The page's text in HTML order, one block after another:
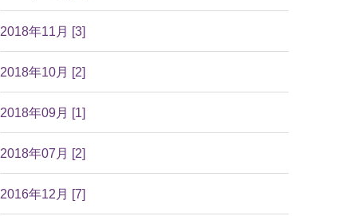
2018年11月 [3]
2018年10月 [2]
2018年09月 [1]
2018年07月 [2]
2016年12月 [7]